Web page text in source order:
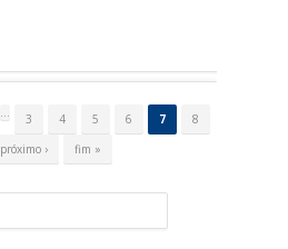
3 4 5 6 7
8
próximo › fim »